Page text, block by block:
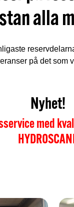
alla
på det som
Nyhet!
med